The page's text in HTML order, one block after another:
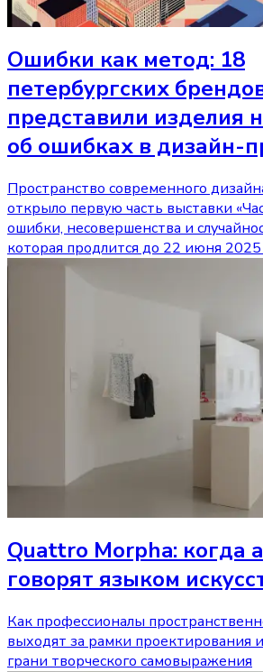
Ошибки как метод: 18
петербургских
представили изделия
об ошибках в дизайн-
Пространство современного
открыло первую часть выставки
ошибки, несовершенства и
которая продлится до 22 июня 2025
Quattro Morpha: когда
говорят языком
Как профессионалы
выходят за рамки проектирования
грани творческого самовыражения